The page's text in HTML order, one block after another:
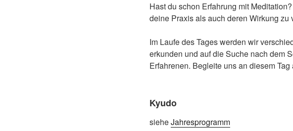
Hast du schon Erfahrung mit
deine Praxis als auch deren Wirkung zu
Im Laufe des Tages werden wir
erkunden und auf die Suche nach dem
Erfahrenen. Begleite uns an diesem
Kyudo
sieheJahresprogramm